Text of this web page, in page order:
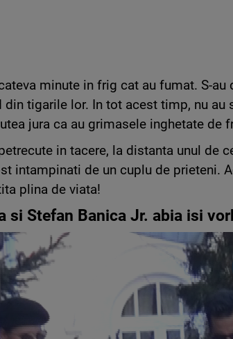
minute in frig cat au fumat. S-au
din tigarile lor. In tot acest timp, nu
jura ca au grimasele inghetate de
in tacere, la distanta unul de
intampinati de un cuplu de prieteni.
plina de viata!
si Stefan Banica Jr. abia isi